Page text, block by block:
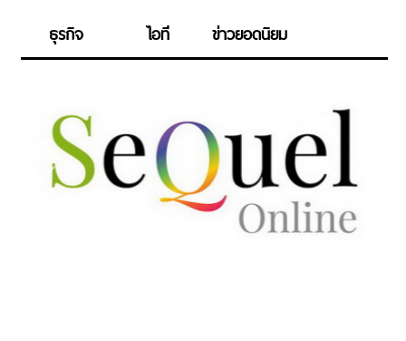
ธุรกิจ
ไอที ข่าวยอดนิยม